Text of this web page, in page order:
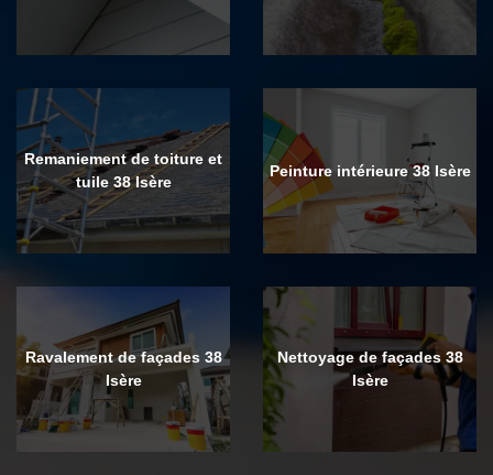
Remaniement de toiture et
tuile 38 Isère
Peinture intérieure 38 Isère
Ravalement de façades 38
Isère
Nettoyage de façades 38
Isère